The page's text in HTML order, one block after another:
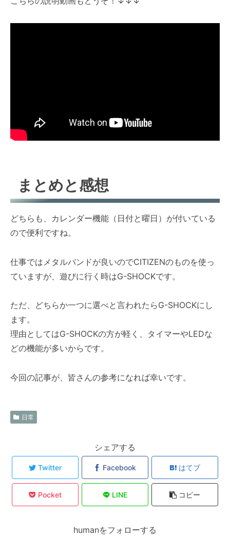
まとめと感想
どちらも、カレンダー機能（日付と曜日）が付いている
ので便利ですね。
仕事ではメタルバンドが良いのでCITIZENのものを使っ
ていますが、遊びに行く時はG-SHOCKです。
ただ、どちらか一つに選べと言われたらG-SHOCKにし
ます。
理由としてはG-SHOCKの方が軽く、タイマーやLEDな
どの機能が多いからです。
今回の記事が、皆さんの参考になれば幸いです。
日常
シェアする
Twitter Facebook はてブ
Pocket LINE コピー
humanをフォローする